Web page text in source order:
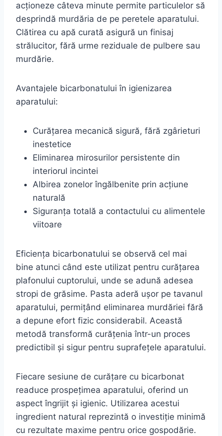
acționeze câteva minute permite particulelor să
desprindă murdăria de pe peretele aparatului.
Clătirea cu apă curată asigură un finisaj
strălucitor, fără urme reziduale de pulbere sau
murdărie.
Avantajele bicarbonatului în igienizarea
aparatului:
Curățarea mecanică sigură, fără zgârieturi
inestetice
Eliminarea mirosurilor persistente din
interiorul incintei
Albirea zonelor îngălbenite prin acțiune
naturală
Siguranța totală a contactului cu alimentele
viitoare
Eficiența bicarbonatului se observă cel mai
bine atunci când este utilizat pentru curățarea
plafonului cuptorului, unde se adună adesea
stropi de grăsime. Pasta aderă ușor pe tavanul
aparatului, permițând eliminarea murdăriei fără
a depune efort fizic considerabil. Această
metodă transformă curățenia într-un proces
predictibil și sigur pentru suprafețele aparatului.
Fiecare sesiune de curățare cu bicarbonat
readuce prospețimea aparatului, oferind un
aspect îngrijit și igienic. Utilizarea acestui
ingredient natural reprezintă o investiție minimă
cu rezultate maxime pentru orice gospodărie.